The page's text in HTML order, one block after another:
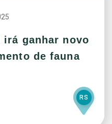
irá ganhar novo
de fauna
RS